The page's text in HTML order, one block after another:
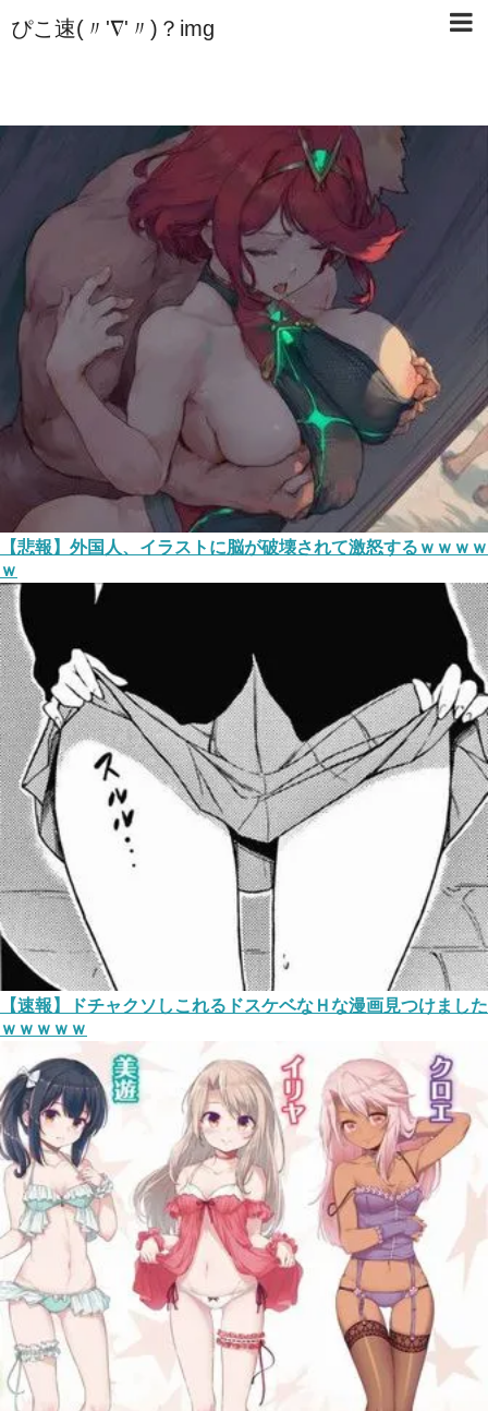
ぴこ速(〃'∇'〃)？img
【悲報】外国人、イラストに脳が破壊されて激怒するｗｗｗｗ
ｗ
【速報】ドチャクソしこれるドスケベなＨな漫画見つけました
ｗｗｗｗｗ